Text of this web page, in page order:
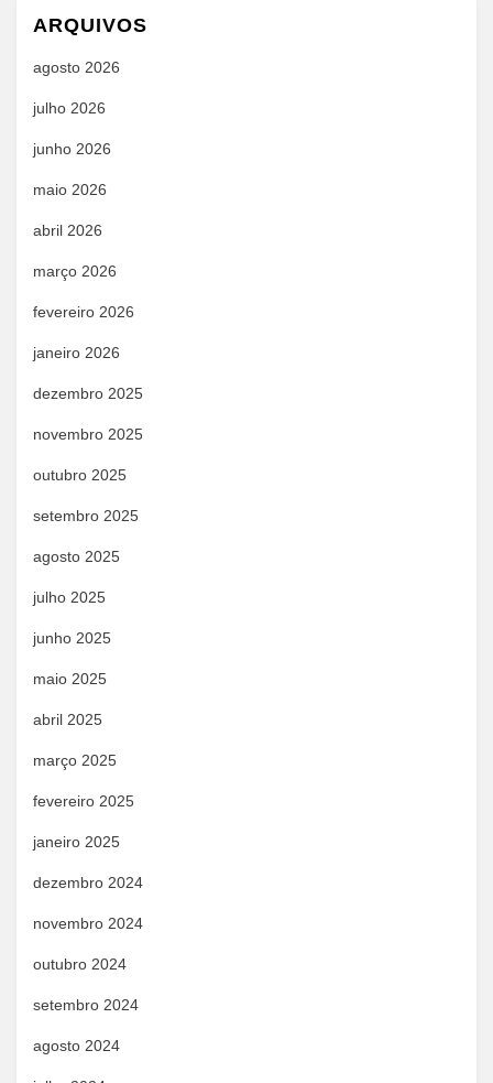
ARQUIVOS
agosto 2026
julho 2026
junho 2026
maio 2026
abril 2026
março 2026
fevereiro 2026
janeiro 2026
dezembro 2025
novembro 2025
outubro 2025
setembro 2025
agosto 2025
julho 2025
junho 2025
maio 2025
abril 2025
março 2025
fevereiro 2025
janeiro 2025
dezembro 2024
novembro 2024
outubro 2024
setembro 2024
agosto 2024